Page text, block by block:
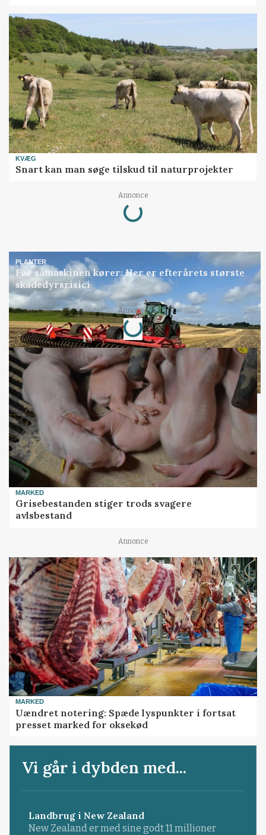
KVÆG
Snart kan man søge tilskud til naturprojekter
Annonce
Loading...
PLANTER
Før såmaskinen kører: Her er efterårets største
skadedyrsrisici
Annonce
Loading...
MARKED
Grisebestanden stiger trods svagere
avlsbestand
Annonce
MARKED
Uændret notering: Spæde lyspunkter i fortsat
presset marked for oksekød
Vi går i dybden med...
Landbrug i New Zealand
New Zealand er med sine godt 11 millioner